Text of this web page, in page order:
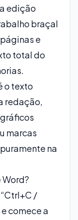
edição
braçal
e
total do
o texto
redação,
marcas
na
/
comece a